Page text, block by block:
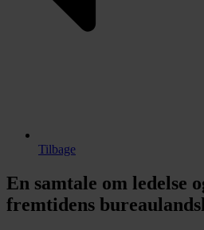
Tilbage
En samtale om ledelse
fremtidens